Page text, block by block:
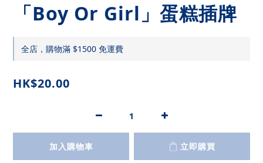
購物滿 $1500 可享免費送貨
「Boy Or Girl」蛋糕插牌
全店，購物滿 $1500 免運費
HK$20.00
加入購物車 立即購買